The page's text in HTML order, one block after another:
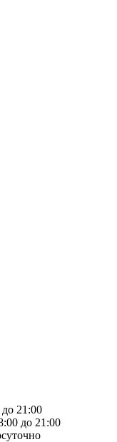
до 21:00
до 21:00